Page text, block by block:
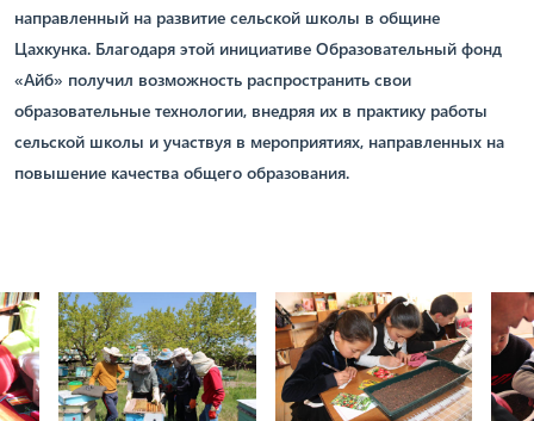
направленный на развитие сельской школы в общине
Цахкунка. Благодаря этой инициативе Образовательный фонд
«Айб» получил возможность распространить свои
образовательные технологии, внедряя их в практику работы
сельской школы и участвуя в мероприятиях, направленных на
повышение качества общего образования.